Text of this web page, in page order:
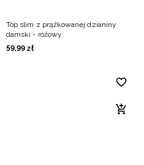
Top slim z prążkowanej dzianiny
damski - różowy
59,99 zł